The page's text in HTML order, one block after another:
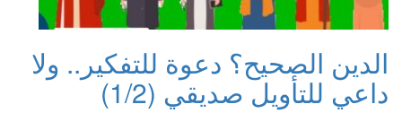
الدين الصحيح؟ دعوة للتفكير.. ولا
داعي للتأويل صديقي (1/2)